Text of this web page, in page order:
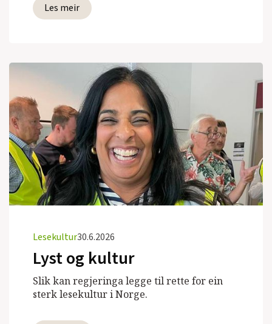
Les meir
Lesekultur30.6.2026
Lyst og kultur
Slik kan regjeringa legge til rette for ein
sterk lesekultur i Norge.